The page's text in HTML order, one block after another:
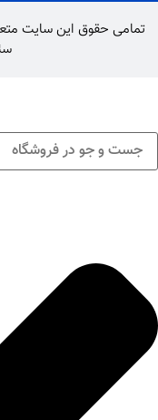
تمامی حقوق این سایت